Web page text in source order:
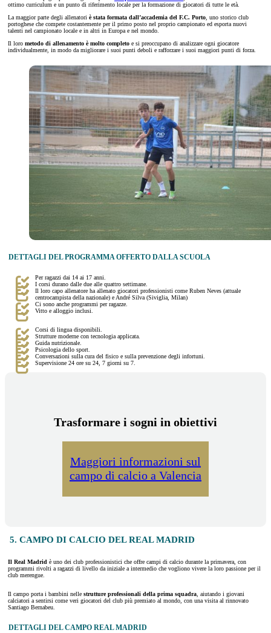
ottimo curriculum e un punto di riferimento locale per la formazione di giocatori di tutte le età.
La maggior parte degli allenatori è stata formata dall’accademia del F.C. Porto , uno storico club
portoghese che compete costantemente per il primo posto nel proprio campionato ed esporta nuovi
talenti nel campionato locale e in altri in Europa e nel mondo.
Il loro metodo di allenamento è molto completo e si preoccupano di analizzare ogni giocatore
individualmente, in modo da migliorare i suoi punti deboli e rafforzare i suoi maggiori punti di forza.
DETTAGLI DEL PROGRAMMA OFFERTO DALLA SCUOLA
Per ragazzi dai 14 ai 17 anni.
I corsi durano dalle due alle quattro settimane.
Il loro capo allenatore ha allenato giocatori professionisti come Ruben Neves (attuale
centrocampista della nazionale) e André Silva (Siviglia, Milan)
Ci sono anche programmi per ragazze.
Vitto e alloggio inclusi.
Corsi di lingua disponibili.
Strutture moderne con tecnologia applicata.
Guida nutrizionale.
Psicologia dello sport.
Conversazioni sulla cura del fisico e sulla prevenzione degli infortuni.
Supervisione 24 ore su 24, 7 giorni su 7.
Trasformare i sogni in obiettivi
Maggiori informazioni sul
campo di calcio a Valencia
5. CAMPO DI CALCIO DEL REAL MADRID
Il Real Madrid è uno dei club professionistici che offre campi di calcio durante la primavera, con
programmi rivolti a ragazzi di livello da iniziale a intermedio che vogliono vivere la loro passione per il
club merengue.
Il campo porta i bambini nelle strutture professionali della prima squadra, aiutando i giovani
calciatori a sentirsi come veri giocatori del club più premiato al mondo, con una visita al rinnovato
Santiago Bernabeu.
DETTAGLI DEL CAMPO REAL MADRID